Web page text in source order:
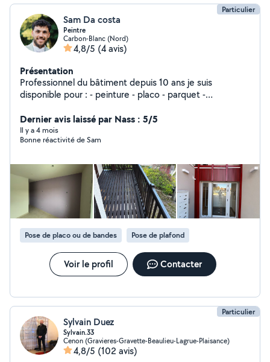
Particulier
Sam Da costa
Peintre
Carbon-Blanc (Nord)
4,8/5 (4 avis)
Présentation
Professionnel du bâtiment depuis 10 ans je suis
disponible pour : - peinture - placo - parquet -
Dernier avis laissé par Nass : 5/5
Il y a 4 mois
Bonne réactivité de Sam
Pose de placo ou de bandes Pose de plafond
Voir le profil Contacter
Particulier
Sylvain Duez
Sylvain.33
Cenon (Gravieres-Gravette-Beaulieu-Lagrue-Plaisance)
4,8/5 (102 avis)